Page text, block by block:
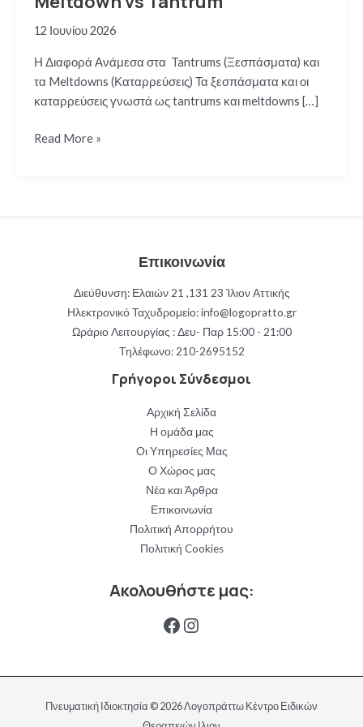
12 Ιουνίου 2026
Η Διαφορά Ανάμεσα στα Tantrums (Ξεσπάσματα) και
τα Meltdowns (Καταρρεύσεις) Τα ξεσπάσματα και οι
καταρρεύσεις γνωστά ως tantrums και meltdowns […]
Meltdown
Read More »
Επικοινωνία
Διεύθυνση: Ελαιών 21 ,131 23 Ίλιον Αττικής
Ηλεκτρονικό Ταχυδρομείο: info@logopratto.gr
Ωράριο Λειτουργίας : Δευ- Παρ 15:00 - 21:00
Τηλέφωνο:210-2695152
Γρήγοροι Σύνδεσμοι
Αρχική Σελίδα
Η ομάδα μας
Οι Υπηρεσίες Μας
Ο Χώρος μας
Νέα και Άρθρα
Επικοινωνία
Πολιτική Απορρήτου
Πολιτική Cookies
Ακολουθήστε μας:
https://
Instagram
Πνευματική Ιδιοκτησία © 2026 Λογοπράττω Κέντρο Ειδικών